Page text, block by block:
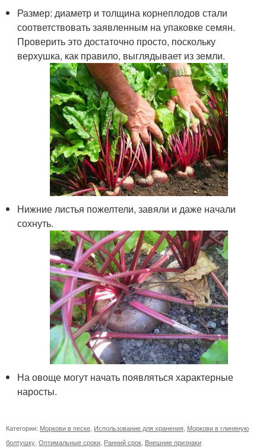
Размер: диаметр и толщина корнеплодов стали
соответствовать заявленным на упаковке семян.
Проверить это достаточно просто, поскольку
верхушка, как правило, выглядывает из земли.
Нижние листья пожелтели, завяли и даже начали
сохнуть.
На овоще могут начать появляться характерные
наросты.
Категории: Моркови в песке Использование для хранения Моркови в глиняную
болтушку Оптимальные сроки Ранний срок Внешние признаки